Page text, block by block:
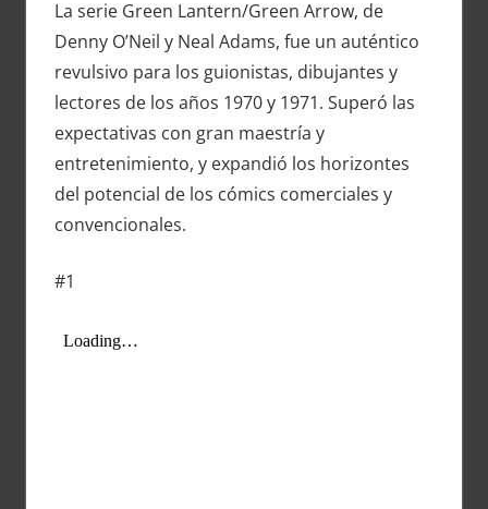
La serie Green Lantern/Green Arrow, de
Denny O’Neil y Neal Adams, fue un auténtico
revulsivo para los guionistas, dibujantes y
lectores de los años 1970 y 1971. Superó las
expectativas con gran maestría y
entretenimiento, y expandió los horizontes
del potencial de los cómics comerciales y
convencionales.
#1